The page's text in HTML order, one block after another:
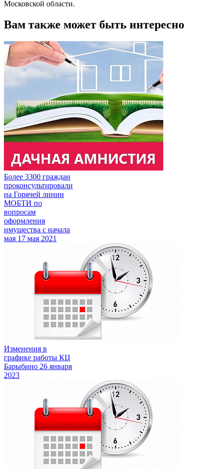
Московской области.
Вам также может быть интересно
Более 3300 граждан
проконсультировали
на Горячей линии
МОБТИ по
вопросам
оформления
имущества с начала
мая 17 мая 2021
Изменения в
графике работы КЦ
Барыбино 26 января
2023